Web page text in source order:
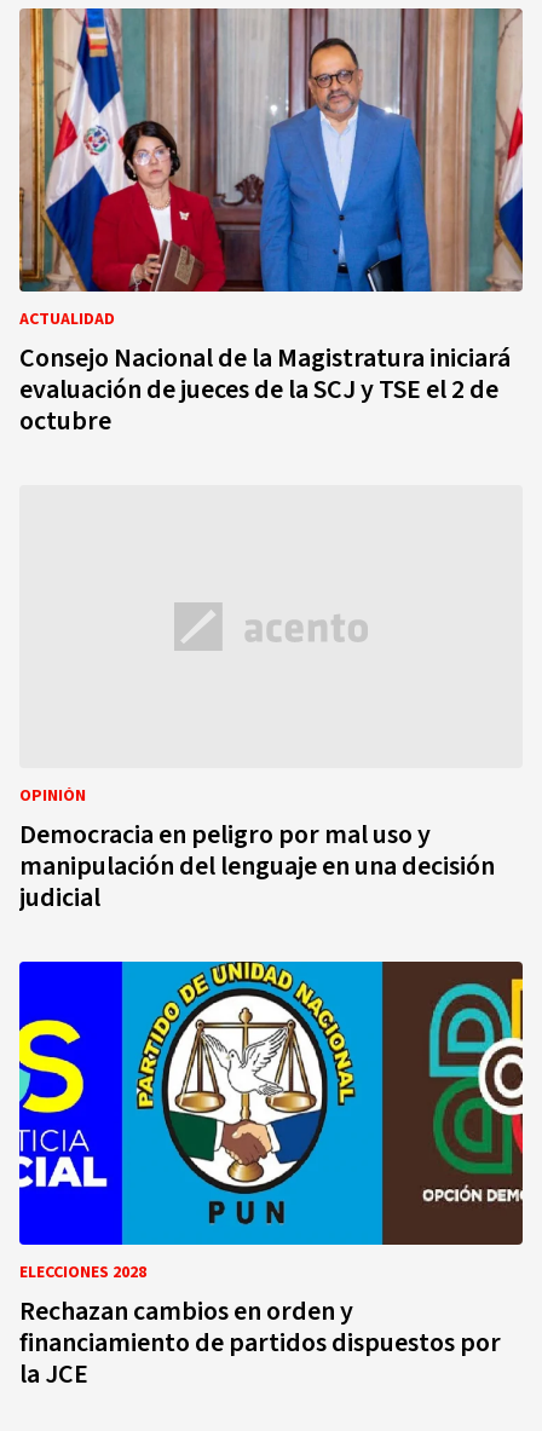
ACTUALIDAD
Consejo Nacional de la Magistratura iniciará
evaluación de jueces de la SCJ y TSE el 2 de
octubre
OPINIÓN
Democracia en peligro por mal uso y
manipulación del lenguaje en una decisión
judicial
ELECCIONES 2028
Rechazan cambios en orden y
financiamiento de partidos dispuestos por
la JCE